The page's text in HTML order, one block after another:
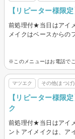
【リピーター様限
前処理付★当日はアイ
メイクはベースからの
※このメニューはお電話で
マツエク その他(まつげ)
【リピーター様限
ク
前処理付★当日はアイ
ントアイメイクは、ア